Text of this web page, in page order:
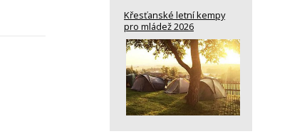
Křesťanské letní kempy
pro mládež 2026